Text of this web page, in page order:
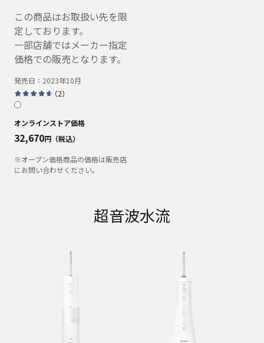
この商品はお取扱い先を限
定しております。
一部店舗ではメーカー指定
価格での販売となります。
発売日： 2023年10月
（2）
オンラインストア価格
32,670円（税込）
※オープン価格商品の価格は販売店
にお問い合わせください。
超音波水流